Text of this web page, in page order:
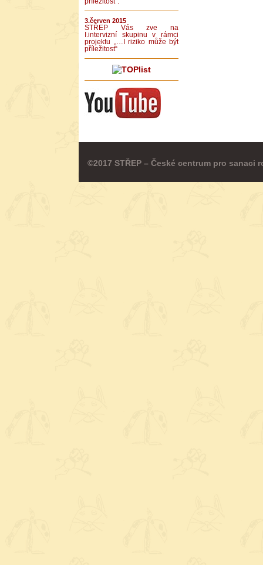
3.červen 2015
STŘEP Vás zve na
I.intervizní skupinu v rámci
projektu „…I riziko může být
příležitost“
©2017 STŘEP – České centrum pro sanaci